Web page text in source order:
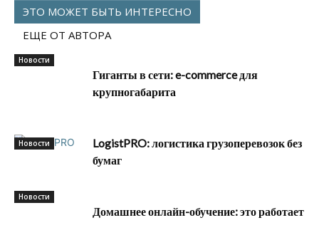
ЭТО МОЖЕТ БЫТЬ ИНТЕРЕСНО
ЕЩЕ ОТ АВТОРА
Новости
Гиганты в сети: e-commerce для
крупногабарита
Новости
LogistPRO: логистика грузоперевозок без
бумаг
Новости
Домашнее онлайн-обучение: это работает